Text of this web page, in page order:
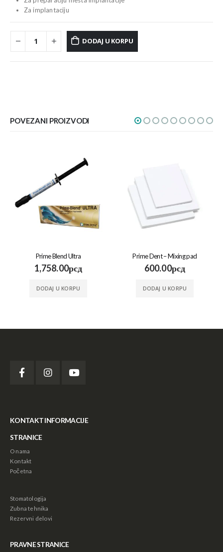
Za implantaciju
DODAJ U KORPU
POVEZANI PROIZVODI
Prime Blend Ultra
1,758.00рсд
DODAJ U KORPU
Prime Dent – Mixing pad
600.00рсд
DODAJ U KORPU
KONTAKT INFORMACIJE
STRANICE
O nama
Kontakt
Početna
Stomatologija
Zubna tehnika
Rezervni delovi
PRAVNE STRANICE